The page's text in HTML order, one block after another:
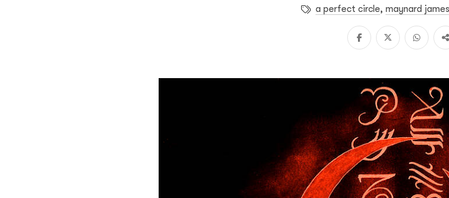
a perfect circle, maynard